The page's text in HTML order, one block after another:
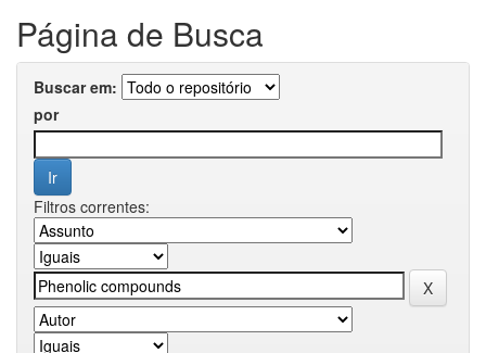
Página de Busca
Buscar em:
por
Filtros correntes: